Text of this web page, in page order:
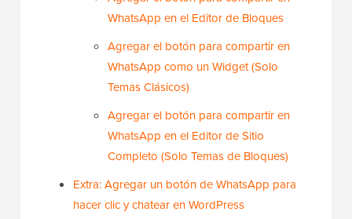
WhatsApp en el Editor de Bloques
Agregar el botón para compartir en
WhatsApp como un Widget (Solo
Temas Clásicos)
Agregar el botón para compartir en
WhatsApp en el Editor de Sitio
Completo (Solo Temas de Bloques)
Extra: Agregar un botón de WhatsApp para
hacer clic y chatear en WordPress